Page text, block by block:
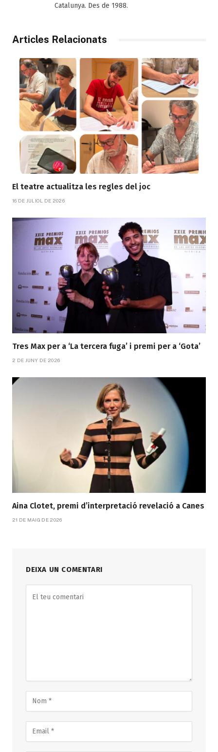
Catalunya. Des de 1988.
Articles Relacionats
El teatre actualitza les regles del joc
16 DE JULIOL DE 2026
Tres Max per a ‘La tercera fuga’ i premi per a ‘Gota’
2 DE JUNY DE 2026
Aina Clotet, premi d’interpretació revelació a Canes
21 DE MAIG DE 2026
DEIXA UN COMENTARI